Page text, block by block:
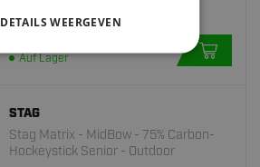
103.95
Auf Lager
STAG
Stag Matrix - MidBow - 75% Carbon-
Hockeystick Senior - Outdoor
DETAILS WEERGEVEN